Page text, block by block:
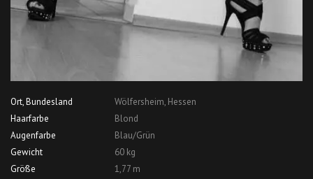
Ort, Bundesland
Wölfersheim, Hessen
Haarfarbe
Blond
Augenfarbe
Blau/Grün
Gewicht
60 kg
Größe
1,77 m